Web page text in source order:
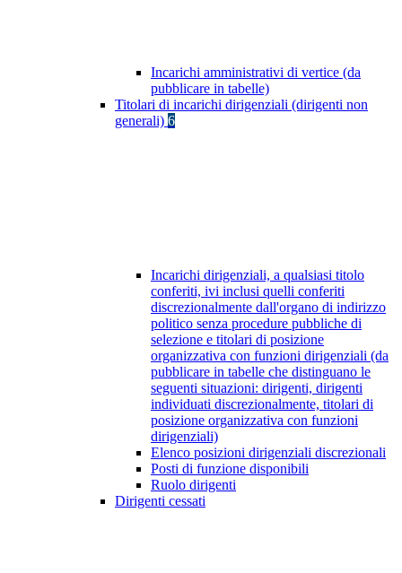
Incarichi amministrativi di vertice (da
pubblicare in tabelle)
Titolari di incarichi dirigenziali (dirigenti non
generali) 6
Incarichi dirigenziali, a qualsiasi titolo
conferiti, ivi inclusi quelli conferiti
discrezionalmente dall'organo di indirizzo
politico senza procedure pubbliche di
selezione e titolari di posizione
organizzativa con funzioni dirigenziali (da
pubblicare in tabelle che distinguano le
seguenti situazioni: dirigenti, dirigenti
individuati discrezionalmente, titolari di
posizione organizzativa con funzioni
dirigenziali)
Elenco posizioni dirigenziali discrezionali
Posti di funzione disponibili
Ruolo dirigenti
Dirigenti cessati